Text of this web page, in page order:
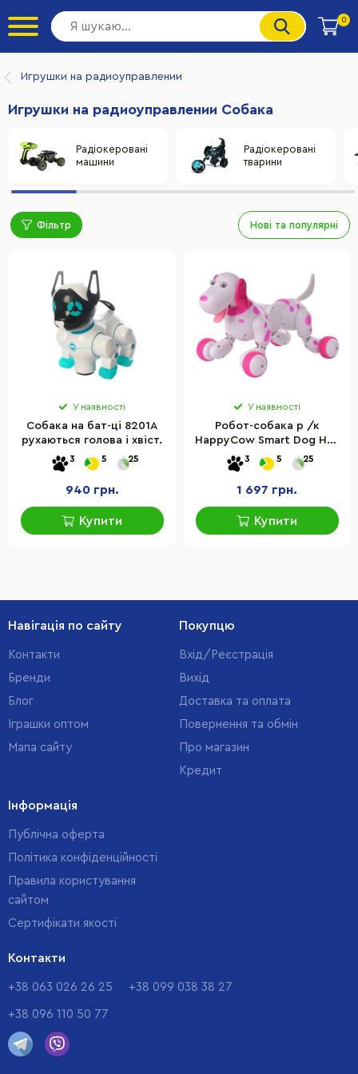
0
Игрушки на радиоуправлении
Игрушки на радиоуправлении Cобака
Радіокеровані
машини
Радіокеровані
тварини
Фільтр Нові та популярні
У наявності
Собака на бат-ці 8201A
рухаються голова і хвіст.
3 5 25
940 грн.
Купити
У наявності
Робот-собака р /к
HappyCow Smart Dog HC-
777-338p
3 5 25
1 697 грн.
Купити
Навігація по сайту
Контакти
Бренди
Блог
Іграшки оптом
Мапа сайту
Покупцю
Вхід/Реєстрація
Вихід
Доставка та оплата
Повернення та обмін
Про магазин
Кредит
Інформація
Публічна оферта
Політика конфіденційності
Правила користування
сайтом
Cертифікати якості
Контакти
+38 063 026 26 25 +38 099 038 38 27
+38 096 110 50 77